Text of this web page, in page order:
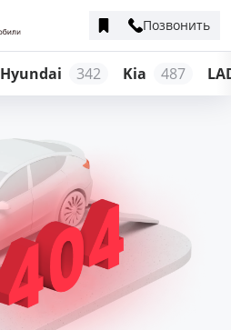
Позвонить
Hyundai 342 Kia 487